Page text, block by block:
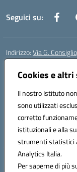
Cookies e
Il nostro Istituto
sono utilizzati
corretto
istituzionali e alla
strumenti statistici
Analytics Italia.
Per saperne di più
Seguici su:
Indirizzo:Via G.
Centralino:
Posta elettronica
Codice fiscale:
Codice meccanografico:
Codice Indice delle
Codice unico di